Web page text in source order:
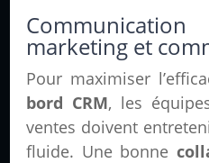
marketing et
Pour maximiser
bord CRM, les
ventes doivent
fluide. Une bonne